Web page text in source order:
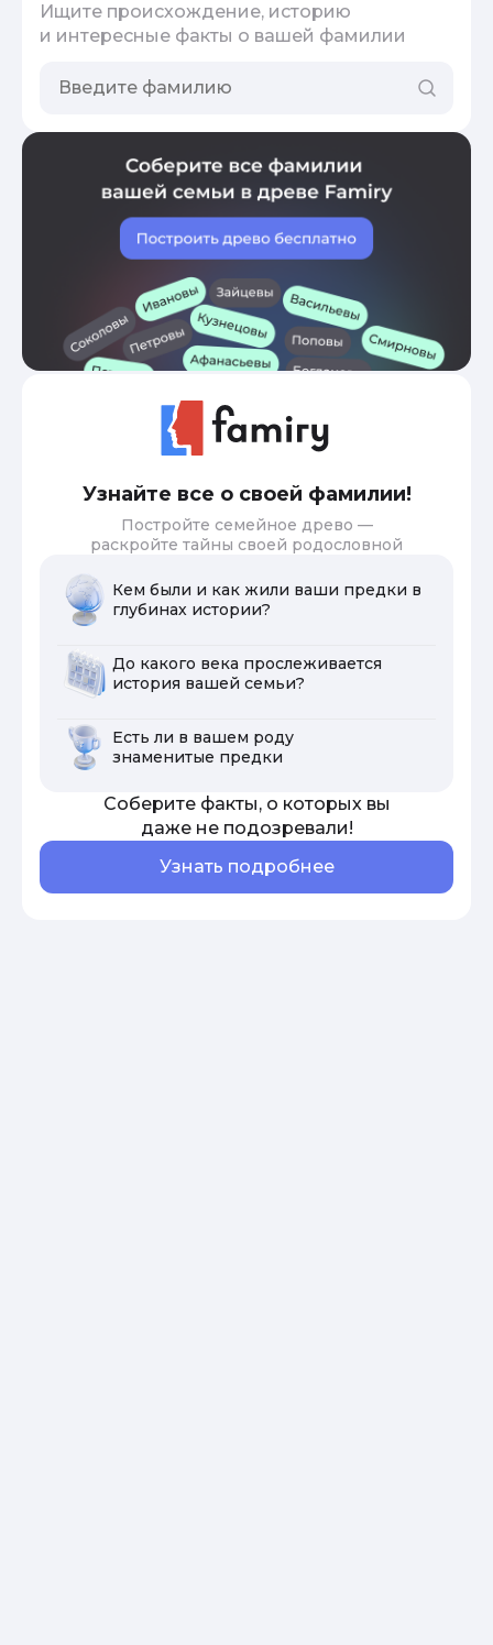
Ищите происхождение, историю
и интересные факты о вашей фамилии
Узнайте все о своей фамилии!
Постройте семейное древо —
раскройте тайны своей родословной
Кем были и как жили ваши предки в
глубинах истории?
До какого века прослеживается
история вашей семьи?
Есть ли в вашем роду
знаменитые предки
Соберите факты, о которых вы
даже не подозревали!
Узнать подробнее